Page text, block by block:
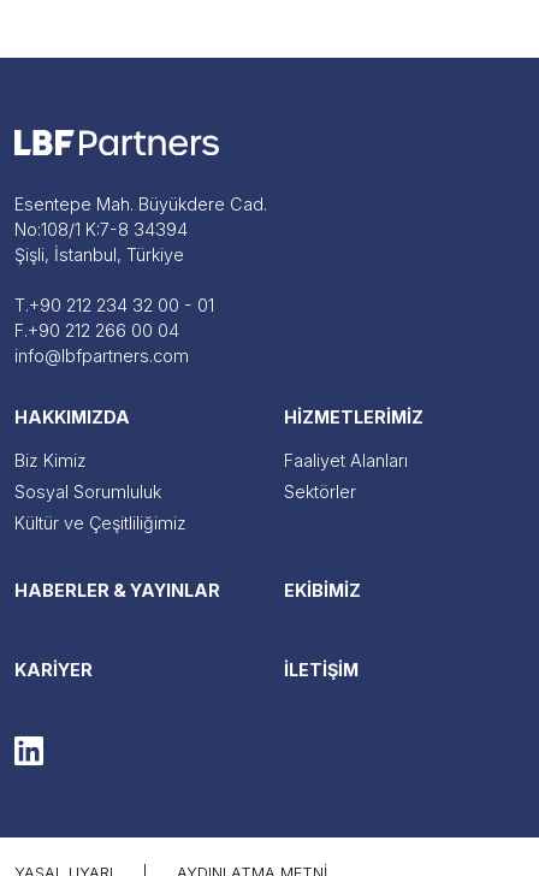
Esentepe Mah. Büyükdere Cad.
No:108/1 K:7-8 34394
Şişli, İstanbul, Türkiye
T.+90 212 234 32 00 - 01
F.+90 212 266 00 04
info@lbfpartners.com
HAKKIMIZDA
Biz Kimiz
Sosyal Sorumluluk
Kültür ve Çeşitliliğimiz
HİZMETLERİMİZ
Faaliyet Alanları
Sektörler
HABERLER & YAYINLAR EKİBİMİZ
KARİYER İLETİŞİM